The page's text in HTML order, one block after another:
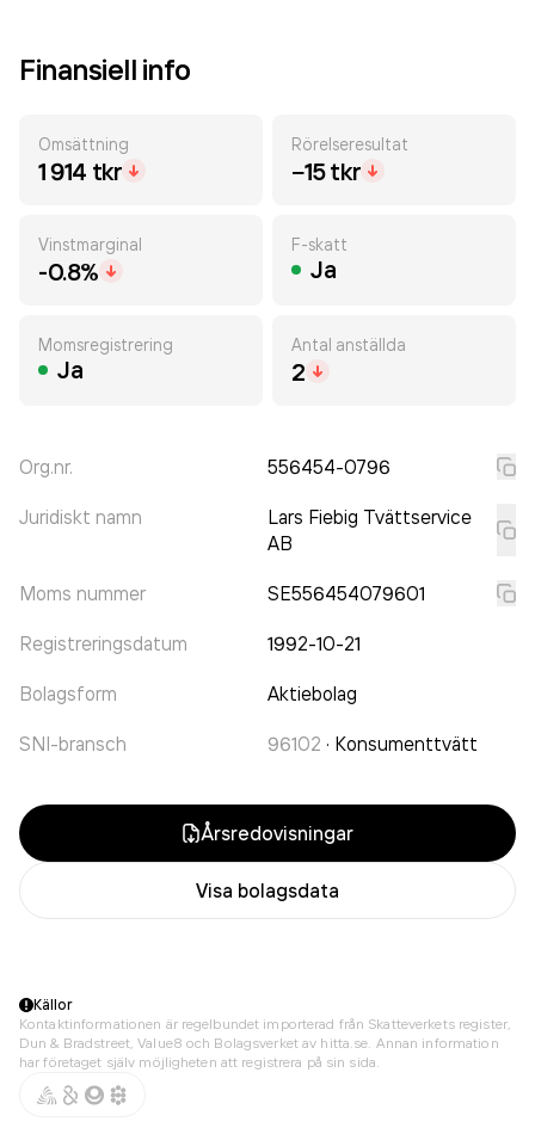
Finansiell info
Omsättning
1 914 tkr
Rörelseresultat
−15 tkr
Vinstmarginal
-0.8%
F-skatt
Ja
Momsregistrering
Ja
Antal anställda
2
Org.nr. 556454-0796
Juridiskt namn
Lars Fiebig Tvättservice
AB
Moms nummer SE556454079601
Registreringsdatum 1992-10-21
Bolagsform Aktiebolag
SNI-bransch 96102 · Konsumenttvätt
Årsredovisningar
Visa bolagsdata
Källor
Kontaktinformationen är regelbundet importerad från Skatteverkets register,
Dun & Bradstreet, Value8 och Bolagsverket av hitta.se. Annan information
har företaget själv möjligheten att registrera på sin sida.